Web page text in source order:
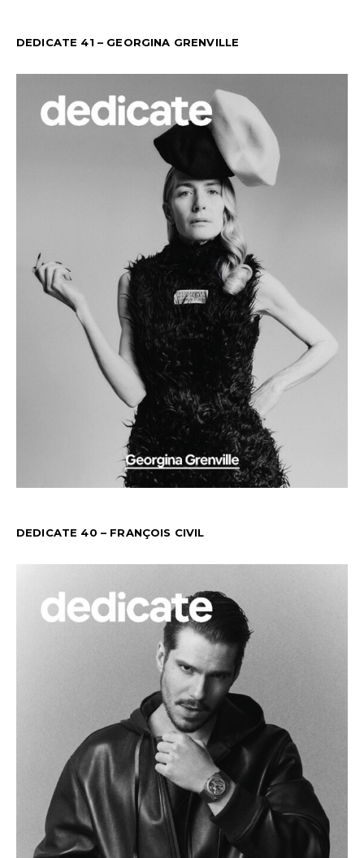
DEDICATE 41 – GEORGINA GRENVILLE
DEDICATE 40 – FRANÇOIS CIVIL